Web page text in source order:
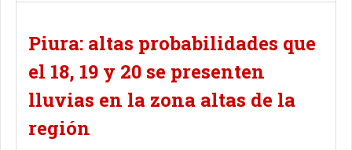
Piura: altas probabilidades que
el 18, 19 y 20 se presenten
lluvias en la zona altas de la
región